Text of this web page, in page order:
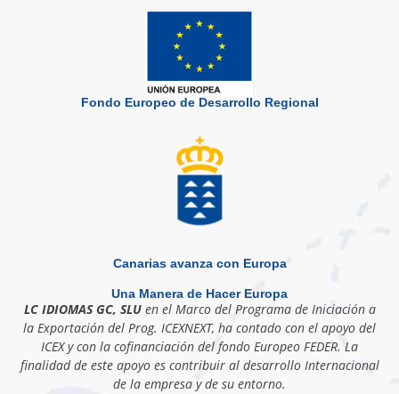
Fondo Europeo de Desarrollo Regional
Canarias avanza con Europa
Una Manera de Hacer Europa
LC IDIOMAS GC, SLUen el Marco del Programa de Iniciación a
la Exportación del Prog. ICEXNEXT, ha contado con el apoyo del
ICEX y con la cofinanciación del fondo Europeo FEDER. La
finalidad de este apoyo es contribuir al desarrollo Internacional
de la empresa y de su entorno.